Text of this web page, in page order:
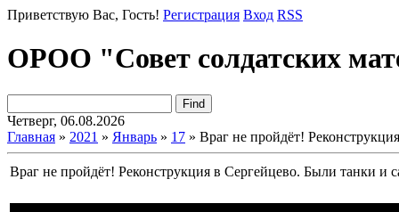
Приветствую Вас, Гость! Регистрация Вход RSS
ОРОО "Совет солдатских
Четверг, 06.08.2026
Главная » 2021 » Январь » 17 » Враг не пройдёт!
Враг не пройдёт! Реконструкция в Сергейцево. Были танки